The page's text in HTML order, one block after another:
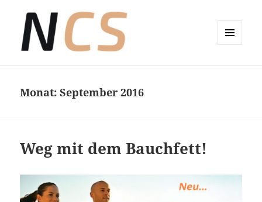
Monat:September 2016
Weg mit dem Bauchfett!